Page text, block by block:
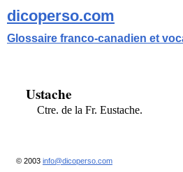
dicoperso.com
Glossaire franco-canadien et
Ustache
Ctre. de la Fr. Eustache.
© 2003 info@dicoperso.com